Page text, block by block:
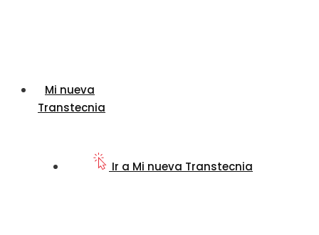
Mi nueva
Transtecnia
Ir a Mi nueva Transtecnia